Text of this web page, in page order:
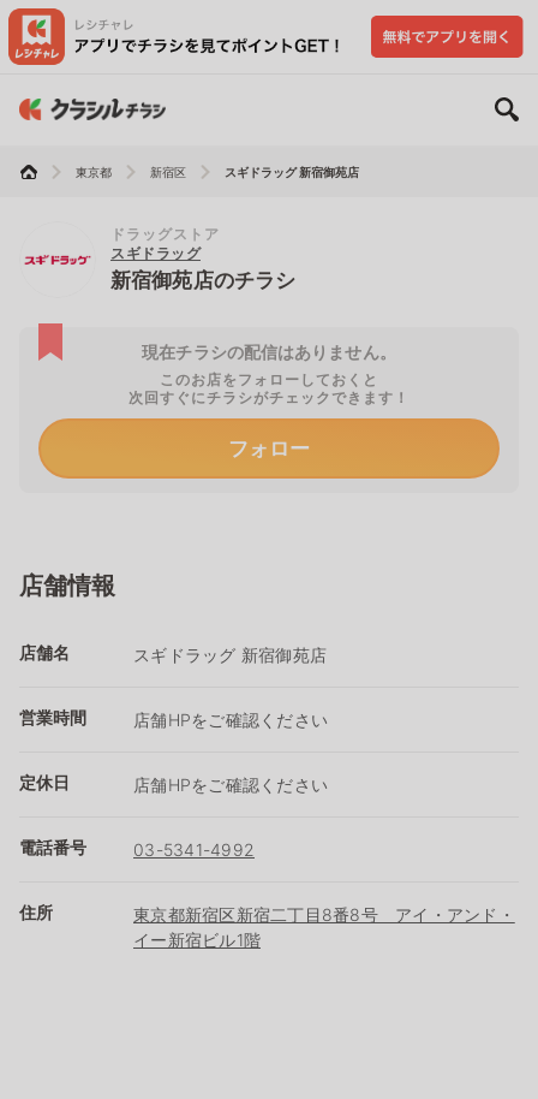
東京都 新宿区 スギドラッグ 新宿御苑店
ドラッグストア
スギドラッグ
新宿御苑店のチラシ
現在チラシの配信はありません。
このお店をフォローしておくと
次回すぐにチラシがチェックできます！
フォロー
店舗情報
店舗名 スギドラッグ 新宿御苑店
営業時間 店舗HPをご確認ください
定休日 店舗HPをご確認ください
電話番号 03-5341-4992
住所
東京都新宿区新宿二丁目8番8号 アイ・アンド・
イー新宿ビル1階